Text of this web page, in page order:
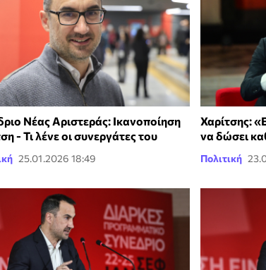
Νέας Αριστεράς: Ικανοποίηση
- Τι λένε οι συνεργάτες του
25.01.2026 18:49
Χαρίτσης:
να δώσει
Πολιτική